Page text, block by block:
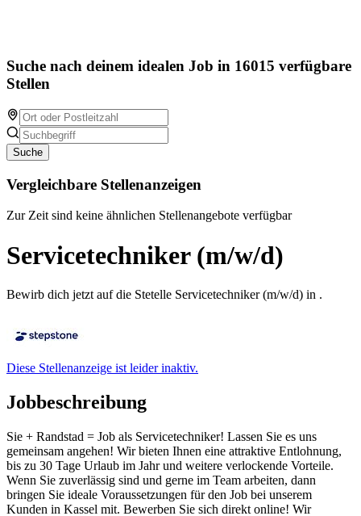
Suche nach deinem idealen Job in 16015 verfügbare
Stellen
Suche
Vergleichbare Stellenanzeigen
Zur Zeit sind keine ähnlichen Stellenangebote verfügbar
Servicetechniker (m/w/d)
Bewirb dich jetzt auf die Stetelle Servicetechniker (m/w/d) in .
Diese Stellenanzeige ist leider inaktiv.
Jobbeschreibung
Sie + Randstad = Job als Servicetechniker! Lassen Sie es uns
gemeinsam angehen! Wir bieten Ihnen eine attraktive Entlohnung,
bis zu 30 Tage Urlaub im Jahr und weitere verlockende Vorteile.
Wenn Sie zuverlässig sind und gerne im Team arbeiten, dann
bringen Sie ideale Voraussetzungen für den Job bei unserem
Kunden in Kassel mit. Bewerben Sie sich direkt online! Wir